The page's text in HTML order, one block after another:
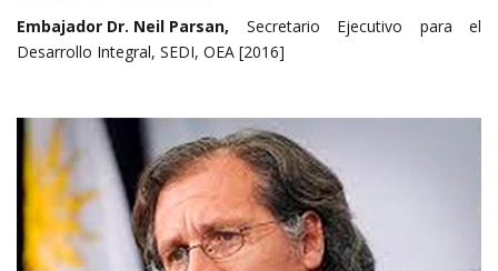
Embajador Dr. Neil Parsan, Secretario Ejecutivo para el
Desarrollo Integral, SEDI, OEA [2016]